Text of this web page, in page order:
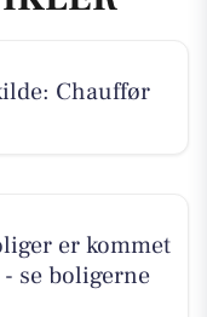
Chauffør
er kommet
se boligerne